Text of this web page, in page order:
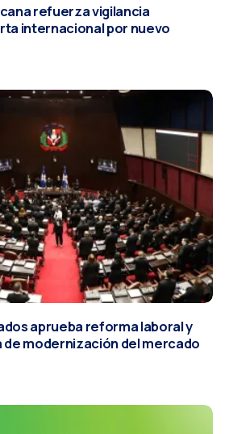
refuerza vigilancia
internacional por nuevo
aprueba reforma laboral y
de modernización del mercado